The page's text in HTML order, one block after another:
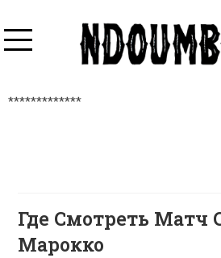
*************
Где Смотреть Матч
Марокко